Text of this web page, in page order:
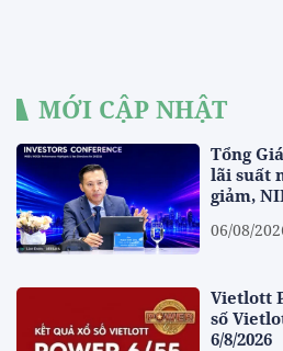
MỚI CẬP NHẬT
Tổng
lãi suất
giảm,
06/08/
Vietlott
số
6/8/2026